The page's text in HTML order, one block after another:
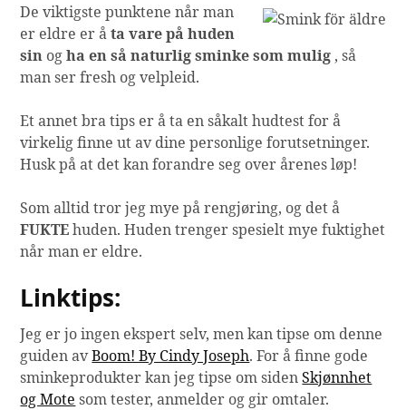
De viktigste punktene når man
er eldre er åta vare på huden
sin ogha en så naturlig sminke som mulig , så
man ser fresh og velpleid.
Et annet bra tips er å ta en såkalt hudtest for å
virkelig finne ut av dine personlige forutsetninger.
Husk på at det kan forandre seg over årenes løp!
Som alltid tror jeg mye på rengjøring, og det å
FUKTEhuden. Huden trenger spesielt mye fuktighet
når man er eldre.
Linktips:
Jeg er jo ingen ekspert selv, men kan tipse om denne
guiden avBoom! By Cindy Joseph. For å finne gode
sminkeprodukter kan jeg tipse om sidenSkjønnhet
og Mote som tester, anmelder og gir omtaler.